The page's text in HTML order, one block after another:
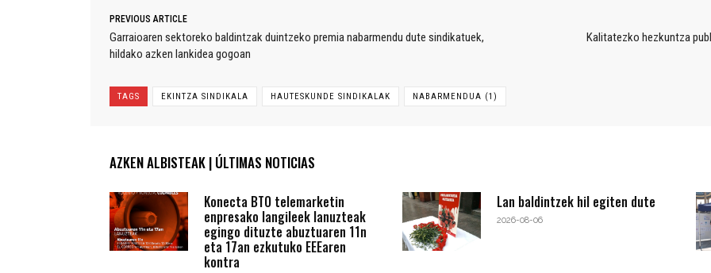
PREVIOUS ARTICLE
Garraioaren sektoreko baldintzak duintzeko premia nabarmendu dute sindikatuek,
hildako azken lankidea gogoan
Kalitatezko hezkuntza
TAGS EKINTZA SINDIKALA HAUTESKUNDE SINDIKALAK NABARMENDUA (1)
AZKEN ALBISTEAK | ÚLTIMAS NOTICIAS
Konecta BTO telemarketin
enpresako langileek lanuzteak
egingo dituzte abuztuaren 11n
eta 17an ezkutuko EEEaren
kontra
Lan baldintzek hil egiten dute
2026-08-06